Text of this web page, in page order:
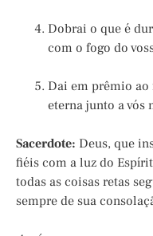
Dobrai o que é
com o fogo do
Dai em prêmio
eterna junto a vós
Sacerdote: Deus, que
fiéis com a luz do
todas as coisas retas
sempre de sua